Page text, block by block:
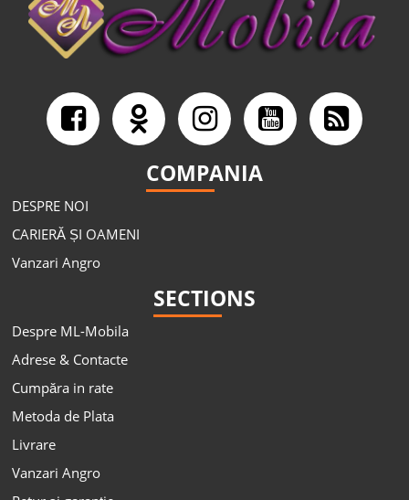
COMPANIA
DESPRE NOI
CARIERĂ ȘI OAMENI
Vanzari Angro
SECTIONS
Despre ML-Mobila
Adrese & Contacte
Cumpăra in rate
Metoda de Plata
Livrare
Vanzari Angro